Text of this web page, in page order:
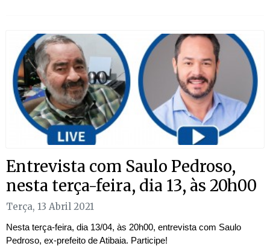
Entrevista com Saulo Pedroso,
nesta terça-feira, dia 13, às 20h00
Terça, 13 Abril 2021
Nesta terça-feira, dia 13/04, às 20h00, entrevista com Saulo
Pedroso, ex-prefeito de Atibaia. Participe!